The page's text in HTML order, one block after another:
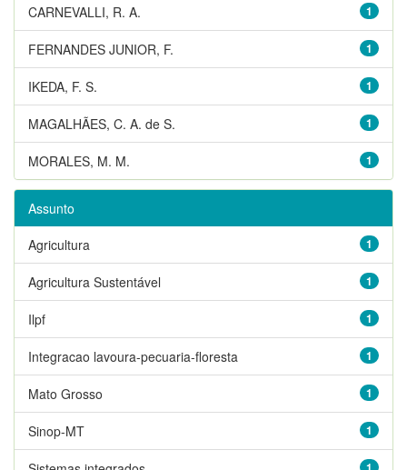
1
CARNEVALLI, R. A.
1
FERNANDES JUNIOR, F.
1
IKEDA, F. S.
1
MAGALHÃES, C. A. de S.
1
MORALES, M. M.
Assunto
1
Agricultura
1
Agricultura Sustentável
1
Ilpf
1
Integracao lavoura-pecuaria-floresta
1
Mato Grosso
1
Sinop-MT